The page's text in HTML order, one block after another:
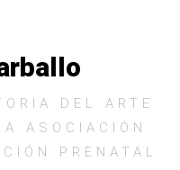
DEL ARTE
ASOCIACIÓN
PRENATAL